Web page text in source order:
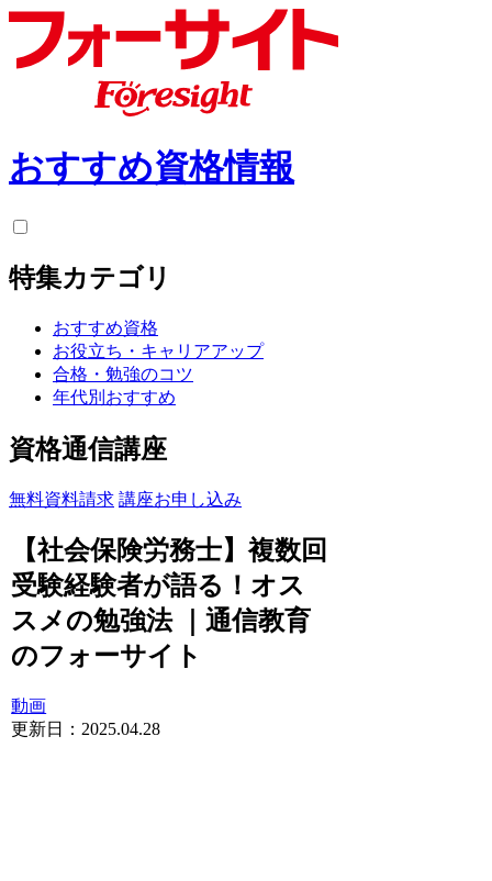
おすすめ資格情報
特集カテゴリ
おすすめ資格
お役立ち・キャリアアップ
合格・勉強のコツ
年代別おすすめ
資格通信講座
無料資料請求 講座お申し込み
【社会保険労務士】複数回
受験経験者が語る！オス
スメの勉強法 ｜通信教育
のフォーサイト
動画
更新日： 2025.04.28